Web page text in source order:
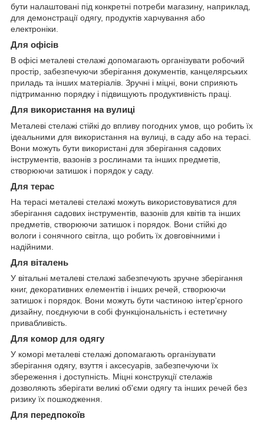
бути налаштовані під конкретні потреби магазину, наприклад,
для демонстрації одягу, продуктів харчування або
електроніки.
Для офісів
В офісі металеві стелажі допомагають організувати робочий
простір, забезпечуючи зберігання документів, канцелярських
приладь та інших матеріалів. Зручні і міцні, вони сприяють
підтриманню порядку і підвищують продуктивність праці.
Для використання на вулиці
Металеві стелажі стійкі до впливу погодних умов, що робить їх
ідеальними для використання на вулиці, в саду або на терасі.
Вони можуть бути використані для зберігання садових
інструментів, вазонів з рослинами та інших предметів,
створюючи затишок і порядок у саду.
Для терас
На терасі металеві стелажі можуть використовуватися для
зберігання садових інструментів, вазонів для квітів та інших
предметів, створюючи затишок і порядок. Вони стійкі до
вологи і сонячного світла, що робить їх довговічними і
надійними.
Для віталень
У вітальні металеві стелажі забезпечують зручне зберігання
книг, декоративних елементів і інших речей, створюючи
затишок і порядок. Вони можуть бути частиною інтер'єрного
дизайну, поєднуючи в собі функціональність і естетичну
привабливість.
Для комор для одягу
У коморі металеві стелажі допомагають організувати
зберігання одягу, взуття і аксесуарів, забезпечуючи їх
збереження і доступність. Міцні конструкції стелажів
дозволяють зберігати великі об'єми одягу та інших речей без
ризику їх пошкодження.
Для передпокоїв